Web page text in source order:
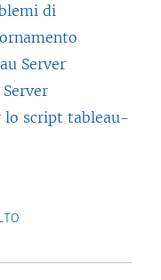
di
Server
lo script tableau-